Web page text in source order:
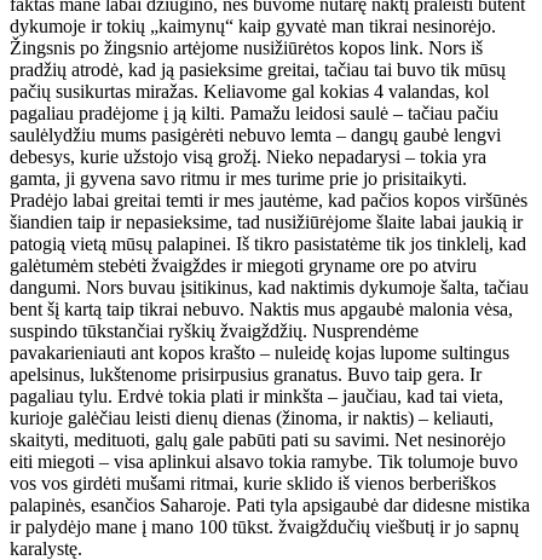
dykumoje ir tokių „kaimynų“ kaip gyvatė man tikrai nesinorėjo.
Žingsnis po žingsnio artėjome nusižiūrėtos kopos link. Nors iš
pradžių atrodė, kad ją pasieksime greitai, tačiau tai buvo tik mūsų
pačių susikurtas miražas. Keliavome gal kokias 4 valandas, kol
pagaliau pradėjome į ją kilti. Pamažu leidosi saulė – tačiau pačiu
saulėlydžiu mums pasigėrėti nebuvo lemta – dangų gaubė lengvi
debesys, kurie užstojo visą grožį. Nieko nepadarysi – tokia yra
gamta, ji gyvena savo ritmu ir mes turime prie jo prisitaikyti.
Pradėjo labai greitai temti ir mes jautėme, kad pačios kopos viršūnės
šiandien taip ir nepasieksime, tad nusižiūrėjome šlaite labai jaukią ir
patogią vietą mūsų palapinei. Iš tikro pasistatėme tik jos tinklelį, kad
galėtumėm stebėti žvaigždes ir miegoti gryname ore po atviru
dangumi. Nors buvau įsitikinus, kad naktimis dykumoje šalta, tačiau
bent šį kartą taip tikrai nebuvo. Naktis mus apgaubė malonia vėsa,
suspindo tūkstančiai ryškių žvaigždžių. Nusprendėme
pavakarieniauti ant kopos krašto – nuleidę kojas lupome sultingus
apelsinus, lukštenome prisirpusius granatus. Buvo taip gera. Ir
pagaliau tylu. Erdvė tokia plati ir minkšta – jaučiau, kad tai vieta,
kurioje galėčiau leisti dienų dienas (žinoma, ir naktis) – keliauti,
skaityti, medituoti, galų gale pabūti pati su savimi. Net nesinorėjo
eiti miegoti – visa aplinkui alsavo tokia ramybe. Tik tolumoje buvo
vos vos girdėti mušami ritmai, kurie sklido iš vienos berberiškos
palapinės, esančios Saharoje. Pati tyla apsigaubė dar didesne mistika
ir palydėjo mane į mano 100 tūkst. žvaigždučių viešbutį ir jo sapnų
karalystę.